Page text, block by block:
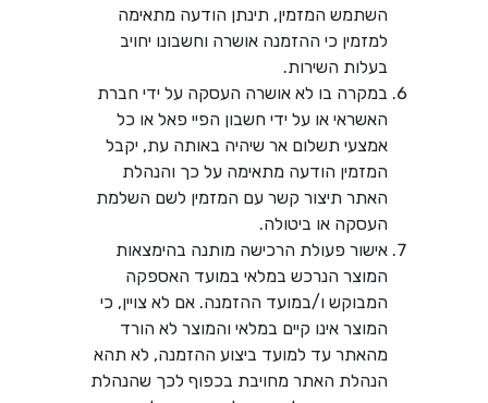
השתמש המזמין, תינתן הודעה מתאימה
למזמין כי ההזמנה אושרה וחשבונו יחויב
בעלות השירות.
במקרה בו לא אושרה העסקה על ידי חברת
האשראי או על ידי חשבון הפיי פאל או כל
אמצעי תשלום אר שיהיה באותה עת, יקבל
המזמין הודעה מתאימה על כך והנהלת
האתר תיצור קשר עם המזמין לשם השלמת
העסקה או ביטולה.
אישור פעולת הרכישה מותנה בהימצאות
המוצר הנרכש במלאי במועד האספקה
המבוקש ו/במועד ההזמנה. אם לא צויין, כי
המוצר אינו קיים במלאי והמוצר לא הורד
מהאתר עד למועד ביצוע ההזמנה, לא תהא
הנהלת האתר מחויבת בכפוף לכך שהנהלת